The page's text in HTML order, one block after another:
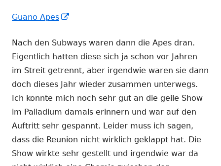
Guano Apes
Fenster
öffnen
Nach den Subways waren dann die Apes dran.
Eigentlich hatten diese sich ja schon vor Jahren
im Streit getrennt, aber irgendwie waren sie dann
doch dieses Jahr wieder zusammen unterwegs.
Ich konnte mich noch sehr gut an die geile Show
im Palladium damals erinnern und war auf den
Auftritt sehr gespannt. Leider muss ich sagen,
dass die Reunion nicht wirklich geklappt hat. Die
Show wirkte sehr gestellt und irgendwie war da